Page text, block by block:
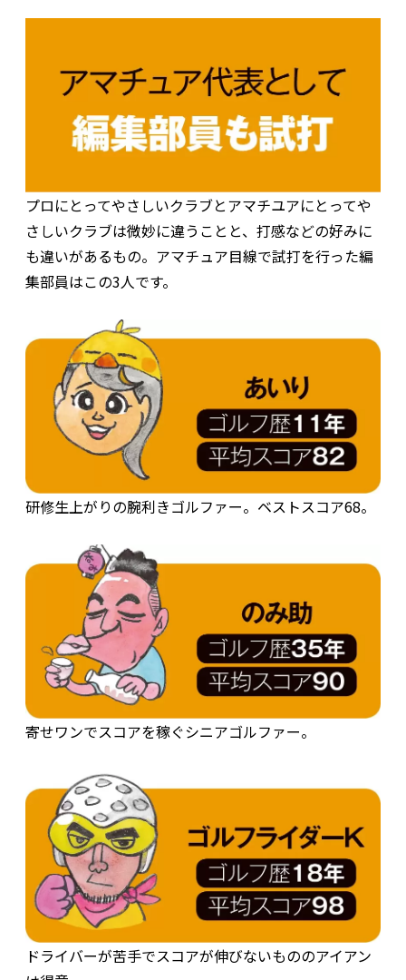
プロにとってやさしいクラブとアマチユアにとってや
さしいクラブは微妙に違うことと、打感などの好みに
も違いがあるもの。アマチュア目線で試打を行った編
集部員はこの3人です。
研修生上がりの腕利きゴルファー。ベストスコア68。
寄せワンでスコアを稼ぐシニアゴルファー。
ドライバーが苦手でスコアが伸びないもののアイアン